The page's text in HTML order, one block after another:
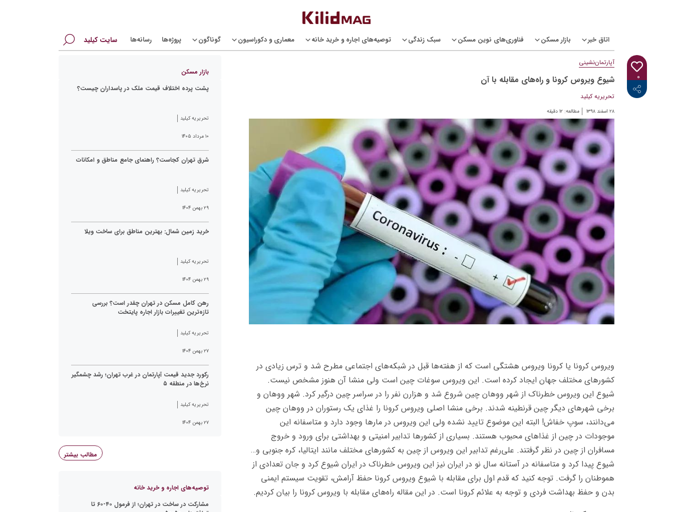
برای:
اتاق خبر بازار مسکن فناوری‌های نوین مسکن سبک زندگی توصیه‌های اجاره و خرید خانه معماری و دکوراسیون گوناگون پروژه‌ها رسانه‌ها سایت کیلید
۰
<i class="icon-twitter"></i>
<i class="icon-telegram-plane"></i>
<i class="icon-linkedin"></i>
آپارتمان‌نشینی
شیوع ویروس کرونا و راه‌های مقابله با آن
تحریریه کیلید
۲۸ اسفند ۱۳۹۸ مطالعه: ۱۲ دقیقه
ویروس کرونا یا کرونا ویروس هشتگی است که از هفته‌ها قبل در شبکه‌های اجتماعی مطرح شد و ترس زیادی در
کشورهای مختلف جهان ایجاد کرده است. این ویروس سوغات چین است ولی منشا آن هنوز مشخص نیست.
شیوع این ویروس خطرناک از شهر ووهان چین شروع شد و هزارن نفر را در سراسر چین درگیر کرد. شهر ووهان و
برخی شهرهای دیگر چین قرنطینه شدند. برخی منشا اصلی ویروس کرونا را غذای یک رستوران در ووهان چین
می‌دانند، سوپ خفاش! البته این موضوع تایید نشده ولی این ویروس در مارها وجود دارد و متاسفانه این
موجودات در چین از غذاهای محبوب هستند. بسیاری از کشورها تدابیر امنیتی و بهداشتی برای ورود و خروج
مسافران از چین در نظر گرفتند. علی‌رغم تدابیر این ویروس از چین به کشورهای مختلف مانند ایتالیا، کره جنوبی و…
شیوع پیدا کرد و متاسفانه در آستانه سال نو در ایران نیز این ویروس خطرناک در ایران شیوع کرد و جان تعدادی از
هموطنان را گرفت. توجه کنید که قدم اول برای مقابله با شیوع ویروس کرونا حفظ آرامش، تقویت سیستم ایمنی
بدن و حفظ بهداشت فردی و توجه به علائم کرونا است. در این مقاله راه‌های مقابله با ویروس کرونا را بیان کردیم.
بازار مسکن
پشت پرده اختلاف قیمت ملک در پاسداران چیست؟
تحریریه کیلید
۱۰ مرداد ۱۴۰۵
شرق تهران کجاست؟ راهنمای جامع مناطق و امکانات
تحریریه کیلید
۲۹ بهمن ۱۴۰۴
خرید زمین شمال: بهترین مناطق برای ساخت ویلا
تحریریه کیلید
۲۹ بهمن ۱۴۰۴
رهن کامل مسکن در تهران چقدر است؟ بررسی
تازه‌ترین تغییرات بازار اجاره پایتخت
تحریریه کیلید
۲۷ بهمن ۱۴۰۴
رکورد جدید قیمت آپارتمان در غرب تهران؛ رشد چشمگیر
نرخ‌ها در منطقه ۵
تحریریه کیلید
۲۷ بهمن ۱۴۰۴
مطالب بیشتر
توصیه‌های اجاره و خرید خانه
مشارکت در ساخت در تهران؛ از فرمول ۴۰-۶۰ تا